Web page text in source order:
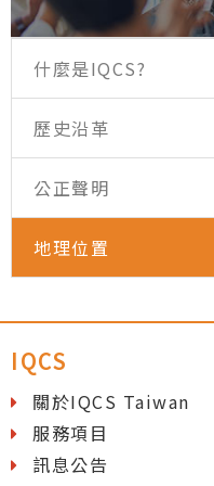
什麼是IQCS?
歷史沿革
公正聲明
地理位置
IQCS
關於IQCS Taiwan
服務項目
訊息公告